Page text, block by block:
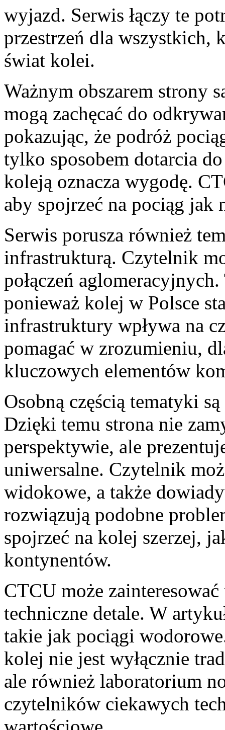
wyjazd. Serwis łączy te
przestrzeń dla wszystkich,
świat kolei.
Ważnym obszarem strony
mogą zachęcać do
pokazując, że podróż
tylko sposobem dotarcia
koleją oznacza wygodę.
aby spojrzeć na pociąg jak
Serwis porusza również
infrastrukturą. Czytelnik
połączeń
ponieważ kolej w Polsce
infrastruktury wpływa na
pomagać w zrozumieniu,
kluczowych elementów
Osobną częścią tematyki
Dzięki temu strona nie
perspektywie, ale
uniwersalne. Czytelnik
widokowe, a także
rozwiązują podobne
spojrzeć na kolej szerzej,
kontynentów.
CTCU może
techniczne detale. W
takie jak pociągi
kolej nie jest wyłącznie
ale również laboratorium
czytelników ciekawych